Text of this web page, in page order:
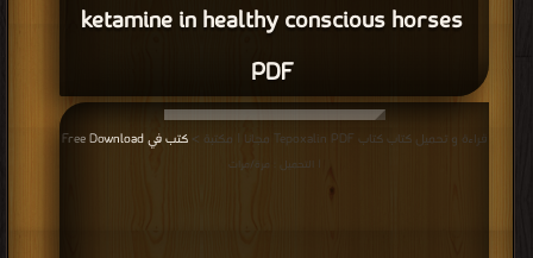
ketamine in healthy conscious horses
PDF
قراءة و تحميل كتاب كتاب Tepoxalin PDF مجانا | مكتبة > كتب في Free Download
| التحميل : مرة/مرات